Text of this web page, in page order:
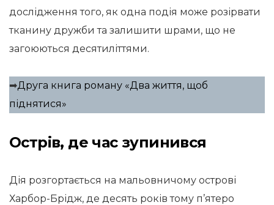
дослідження того, як одна подія може розірвати
тканину дружби та залишити шрами, що не
загоюються десятиліттями.
➡Друга книга роману «Два життя, щоб
піднятися»
Острів, де час зупинився
Дія розгортається на мальовничому острові
Харбор-Брідж, де десять років тому п’ятеро